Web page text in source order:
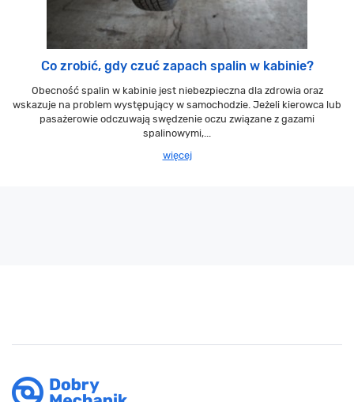
Co zrobić, gdy czuć zapach spalin w kabinie?
Obecność spalin w kabinie jest niebezpieczna dla zdrowia oraz
wskazuje na problem występujący w samochodzie. Jeżeli kierowca lub
pasażerowie odczuwają swędzenie oczu związane z gazami
spalinowymi,...
więcej